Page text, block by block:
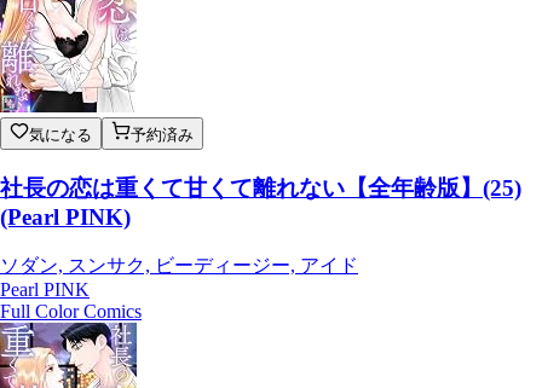
気になる 予約済み
社長の恋は重くて甘くて離れない【全年齢版】(25)
(Pearl PINK)
ソダン, スンサク, ビーディージー, アイド
Pearl PINK
Full Color Comics